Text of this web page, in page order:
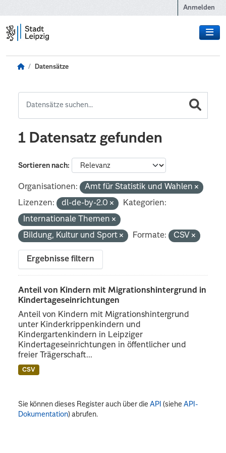
Anmelden
Datensätze
1 Datensatz gefunden
Sortieren nach
Organisationen:
Amt für Statistik und Wahlen
Lizenzen:
dl-de-by-2.0
Kategorien:
Internationale Themen
Bildung, Kultur und Sport
Formate: CSV
Ergebnisse filtern
Anteil von Kindern mit Migrationshintergrund in
Kindertageseinrichtungen
Anteil von Kindern mit Migrationshintergrund
unter Kinderkrippenkindern und
Kindergartenkindern in Leipziger
Kindertageseinrichtungen in öffentlicher und
freier Trägerschaft...
CSV
Sie können dieses Register auch über dieAPI (sieheAPI-
Dokumentation) abrufen.